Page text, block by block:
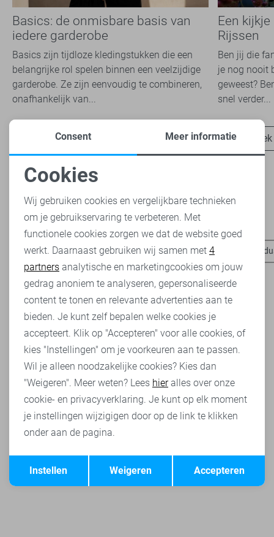
Basics: de onmisbare basis van
iedere garderobe
Basics zijn tijdloze kledingstukken die een
belangrijke rol spelen binnen een veelzijdige
garderobe. Ze zijn eenvoudig te combineren,
onafhankelijk van...
Ontdek nu
Een
Rijssen
Ben jij die
je nog nooit
geweest?
snel verder...
Heb je dit al eens bekeken?
Petrol Industries jeans Petrol Industries truien Petrol
Noodzakelijke cookies
Personalisatie cookies
Analytische cookies
Marketing cookies
Terug Opslaan
Consent Meer informatie
Cookies
Wij gebruiken cookies en vergelijkbare technieken
om je gebruikservaring te verbeteren. Met
functionele cookies zorgen we dat de website goed
werkt. Daarnaast gebruiken wij samen met 4
partners analytische en marketingcookies om jouw
gedrag anoniem te analyseren, gepersonaliseerde
content te tonen en relevante advertenties aan te
bieden. Je kunt zelf bepalen welke cookies je
accepteert. Klik op "Accepteren" voor alle cookies, of
kies "Instellingen" om je voorkeuren aan te passen.
Wil je alleen noodzakelijke cookies? Kies dan
"Weigeren". Meer weten? Lees hieralles over onze
cookie- en privacyverklaring. Je kunt op elk moment
je instellingen wijzigigen door op de link te klikken
onder aan de pagina.
Accepteren
Weigeren
Instellen